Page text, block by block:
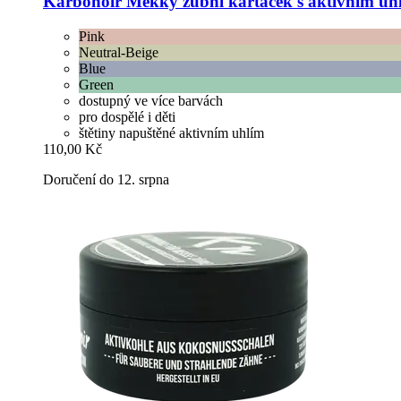
Pink
Neutral-Beige
Blue
Green
dostupný ve více barvách
pro dospělé i děti
štětiny napuštěné aktivním uhlím
110,00 Kč
Doručení do 12. srpna